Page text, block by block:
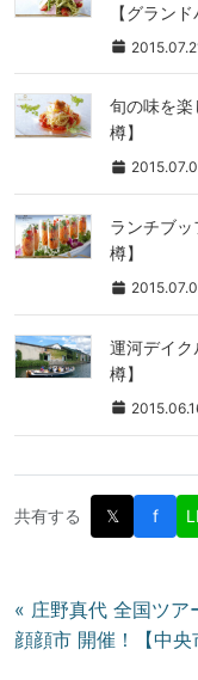
【グラン
旬の味を
樽】
ランチブ
樽】
運河デイ
樽】
共有する 𝕏 f
投
稿
« 庄野真代 全国ツ
顔顔市 開催！【中央